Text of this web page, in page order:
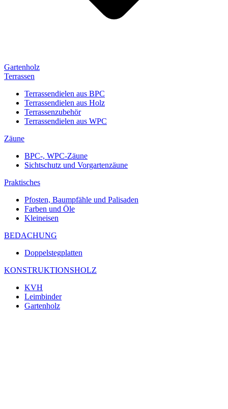
Gartenholz
Terrassen
Terrassendielen aus BPC
Terrassendielen aus Holz
Terrassenzubehör
Terrassendielen aus WPC
Zäune
BPC-, WPC-Zäune
Sichtschutz und Vorgartenzäune
Praktisches
Pfosten, Baumpfähle und Palisaden
Farben und Öle
Kleineisen
BEDACHUNG
Doppelstegplatten
KONSTRUKTIONSHOLZ
KVH
Leimbinder
Gartenholz